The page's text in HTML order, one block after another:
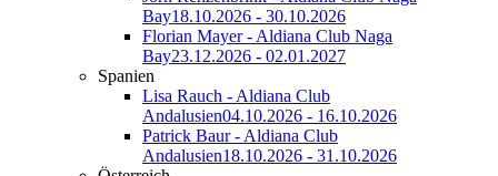
Bay18.10.2026 - 30.10.2026
Florian Mayer - Aldiana Club Naga
Bay23.12.2026 - 02.01.2027
Spanien
Lisa Rauch - Aldiana Club
Andalusien04.10.2026 - 16.10.2026
Patrick Baur - Aldiana Club
Andalusien18.10.2026 - 31.10.2026